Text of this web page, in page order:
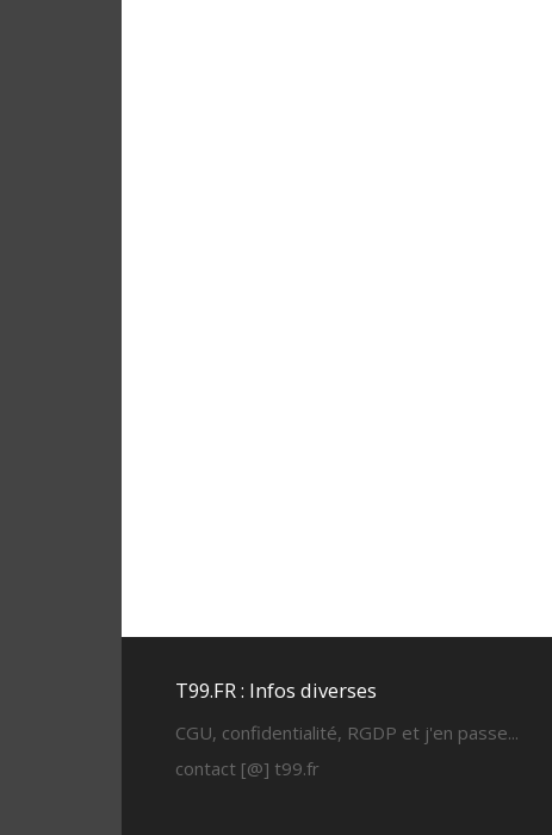
T99.FR : Infos diverses
CGU, confidentialité, RGDP et j'en passe...
contact [@] t99.fr